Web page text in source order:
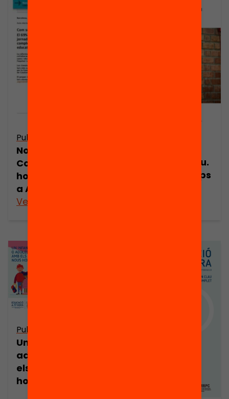
Publicació
Nota de premsa:
Com són els
horaris escolars
a Alemanya?
Veure’n més
Resum executiu.
L’escola a temps
Publicació
Un infant o
adolescent amb
els nous
horaris…